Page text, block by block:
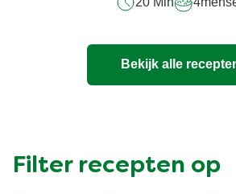
Bekijk alle
Filter recepten op